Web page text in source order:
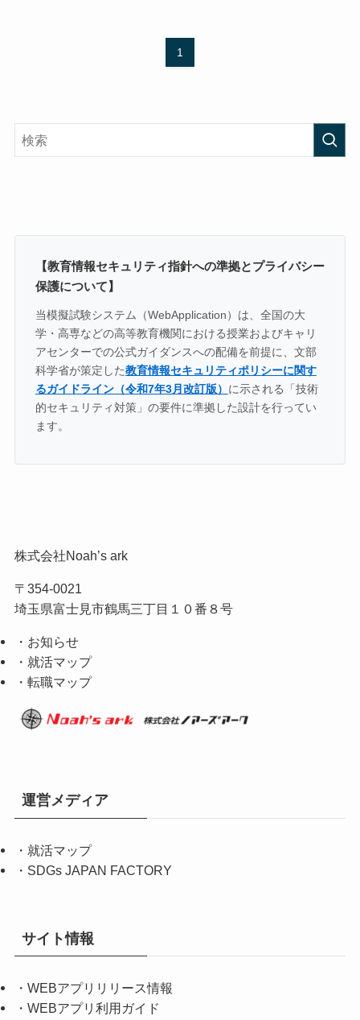
1
【教育情報セキュリティ指針への準拠とプライバシー
保護について】
当模擬試験システム（WebApplication）は、全国の大
学・高専などの高等教育機関における授業およびキャリ
アセンターでの公式ガイダンスへの配備を前提に、文部
科学省が策定した教育情報セキュリティポリシーに関す
るガイドライン（令和7年3月改訂版） に示される「技術
的セキュリティ対策」の要件に準拠した設計を行ってい
ます。
株式会社Noah’s ark
〒354-0021
埼玉県富士見市鶴馬三丁目１０番８号
・お知らせ
・就活マップ
・転職マップ
運営メディア
・ 就活マップ
・ SDGs JAPAN FACTORY
サイト情報
・ WEBアプリリリース情報
・ WEBアプリ利用ガイド